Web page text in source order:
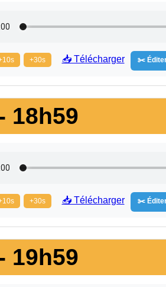
+30s 📥 Télécharger ✂️
18h59
+30s 📥 Télécharger ✂️
19h59